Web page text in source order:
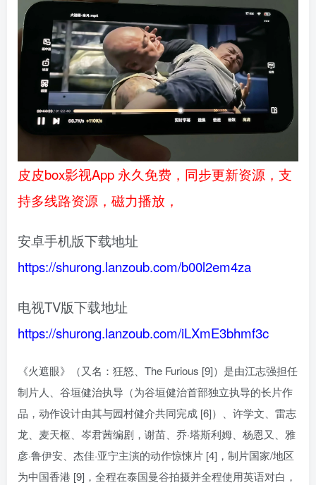
皮皮box影视App 永久免费，同步更新资源，支
持多线路资源，磁力播放，
安卓手机版下载地址
https://shurong.lanzoub.com/b00l2em4za
电视TV版下载地址
https://shurong.lanzoub.com/iLXmE3bhmf3c
《火遮眼》（又名：狂怒、The Furious [9]）是由江志强担任
制片人、谷垣健治执导（为谷垣健治首部独立执导的长片作
品，动作设计由其与园村健介共同完成 [6]）、许学文、雷志
龙、麦天枢、岑君茜编剧，谢苗、乔·塔斯利姆、杨恩又、雅
彦·鲁伊安、杰佳·亚宁主演的动作惊悚片 [4]，制片国家/地区
为中国香港 [9]，全程在泰国曼谷拍摄并全程使用英语对白，